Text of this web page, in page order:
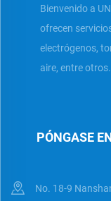
Bienvenido a
ofrecen
electrógenos,
aire, entre otros.
PÓNGASE
No. 18-9